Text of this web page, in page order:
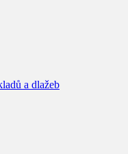
a dlažeb